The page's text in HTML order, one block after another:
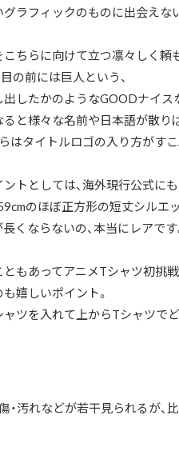
ラフィックのものに出会えな
ちらに向けて立つ凛々しく頼
の前には巨人という、
したかのようなGOODナイス
と様々な名前や日本語が散り
はタイトルロゴの入り方がす
トとしては、海外現行公式に
のほぼ正方形の短丈シルエッ
くならないの、本当にレアです
もあってアニメTシャツ初挑
嬉しいポイント。
ャツを入れて上からTシャツで
・汚れなどが若干見られるが、